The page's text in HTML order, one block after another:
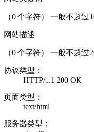
（0 个字符） 一般不超过
网站描述
（0 个字符） 一般不超过
协议类型：
HTTP/1.1 200 OK
页面类型：
text/html
服务器类型：